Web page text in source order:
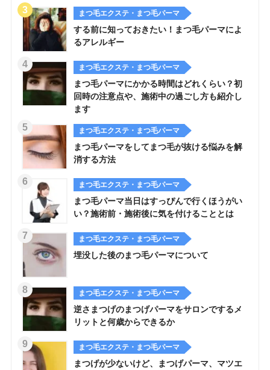
まつ毛エクステ・まつ毛パーマ
する前に知っておきたい！まつ毛パーマによ
るアレルギー
まつ毛エクステ・まつ毛パーマ
まつ毛パーマにかかる時間はどれくらい？初
回時の注意点や、施術中の過ごし方も紹介し
ます
まつ毛エクステ・まつ毛パーマ
まつ毛パーマをしてまつ毛が抜ける悩みを解
消する方法
まつ毛エクステ・まつ毛パーマ
まつ毛パーマ当日はすっぴんで行くほうがい
い？施術前・施術後に気を付けることとは
まつ毛エクステ・まつ毛パーマ
埋没した後のまつ毛パーマについて
まつ毛エクステ・まつ毛パーマ
逆さまつげのまつげパーマをサロンでするメ
リットと何歳からできるか
まつ毛エクステ・まつ毛パーマ
まつげが少ないけど、まつげパーマ、マツエ